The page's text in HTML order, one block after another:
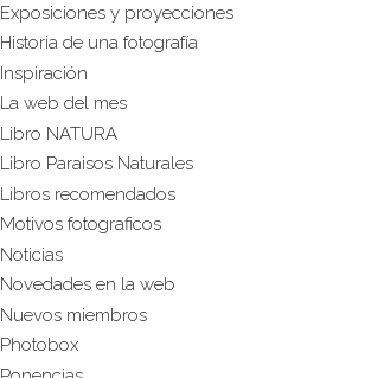
Exposiciones y proyecciones
Historia de una fotografía
Inspiración
La web del mes
Libro NATURA
Libro Paraisos Naturales
Libros recomendados
Motivos fotograficos
Noticias
Novedades en la web
Nuevos miembros
Photobox